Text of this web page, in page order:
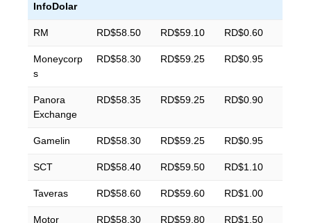
InfoDolar
RM RD$58.50 RD$59.10 RD$0.60
Moneycorp
s
RD$58.30 RD$59.25 RD$0.95
Panora
Exchange
RD$58.35 RD$59.25 RD$0.90
Gamelin RD$58.30 RD$59.25 RD$0.95
SCT RD$58.40 RD$59.50 RD$1.10
Taveras RD$58.60 RD$59.60 RD$1.00
Motor RD$58.30 RD$59.80 RD$1.50